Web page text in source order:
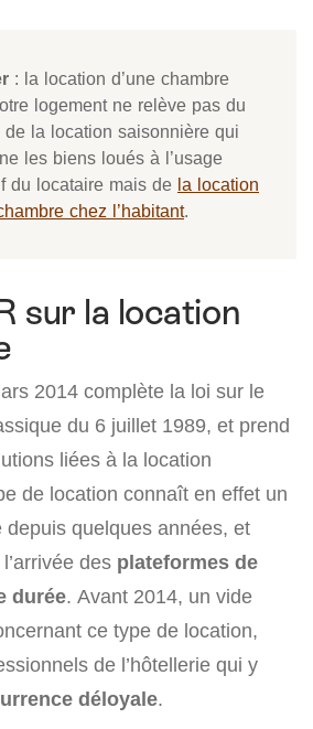
: la location d’une chambre
logement ne relève pas du
de la location saisonnière qui
les biens loués à l’usage
du locataire mais de la location
chez l’habitant.
sur la location
2014 complète la loi sur le
du 6 juillet 1989, et prend
liées à la location
de location connaît en effet un
quelques années, et
des plateformes de
durée. Avant 2014, un vide
ce type de location,
de l’hôtellerie qui y
déloyale.